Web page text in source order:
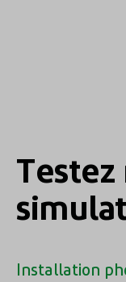
Testez
Installation